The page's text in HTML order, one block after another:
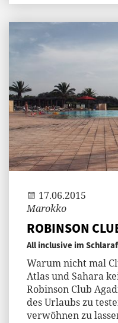
17.06.2015
Marokko
ROBINSON
All inclusive im
Warum nicht mal
Atlas und Sahara
Robinson Club
des Urlaubs zu
verwöhnen zu